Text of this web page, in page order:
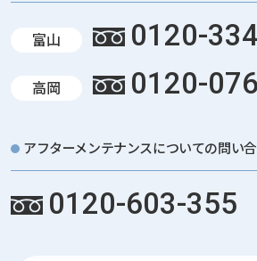
富山 0120-
高岡 0120-
アフターメンテナンスについての問い
0120-603-355